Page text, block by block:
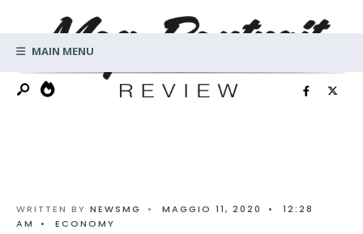
contentMAIN MENU
WRITTEN BY NEWSMG • MAGGIO 11, 2020 •
12:28
AM
• ECONOMY